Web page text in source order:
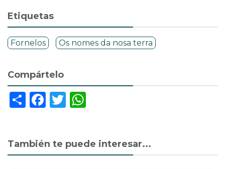
Etiquetas
Fornelos Os nomes da nosa terra
Compártelo
También te puede interesar...